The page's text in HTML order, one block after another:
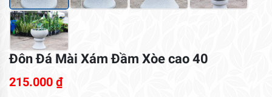
Đôn Đá Mài Xám Đầm Xòe cao 40
215.000 ₫